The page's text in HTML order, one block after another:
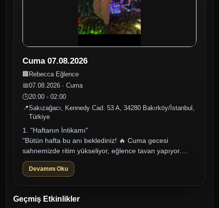
Cuma 07.08.2026
🏢Rebecca Eğlence
📅07.08.2026 · Cuma
🕒20:00 - 02:00
📍Sakızağacı, Kennedy Cad. 53 A, 34280 Bakırköy/İstanbul,
Türkiye
1. "Haftanın İntikamı"
"Bütün hafta bu anı beklediniz! 🔥 Cuma gecesi
sahnemizde ritim yükseliyor, eğlence tavan yapıyor.
Dansçı kızlarımızın büyüleyici şovları, DJ kabininden
yük...
Devamını Oku
Geçmiş Etkinlikler